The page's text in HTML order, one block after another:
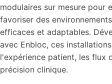
modulaires sur mesure pour
favoriser des
efficaces et adaptables.
avec Enbloc, ces
l'expérience patient, les flux
précision clinique.